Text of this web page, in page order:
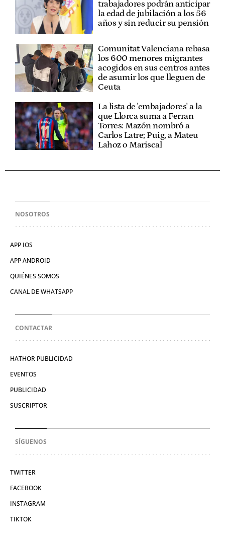
trabajadores podrán anticipar
la edad de jubilación a los 56
años y sin reducir su pensión
Comunitat Valenciana rebasa
los 600 menores migrantes
acogidos en sus centros antes
de asumir los que lleguen de
Ceuta
La lista de 'embajadores' a la
que Llorca suma a Ferran
Torres: Mazón nombró a
Carlos Latre; Puig, a Mateu
Lahoz o Mariscal
NOSOTROS
APP IOS
APP ANDROID
QUIÉNES SOMOS
CANAL DE WHATSAPP
CONTACTAR
HATHOR PUBLICIDAD
EVENTOS
PUBLICIDAD
SUSCRIPTOR
SÍGUENOS
TWITTER
FACEBOOK
INSTAGRAM
TIKTOK